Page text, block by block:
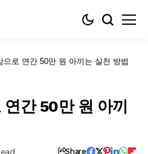
으로 연간 50만 원 아끼는 실천 방법
간 50만 원 아끼
Share